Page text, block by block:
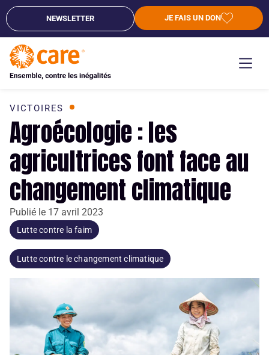
NEWSLETTER JE FAIS UN DON
VICTOIRES
Agroécologie : les
agricultrices font face au
changement climatique
Publié le 17 avril 2023
Lutte contre la faim
Lutte contre le changement climatique